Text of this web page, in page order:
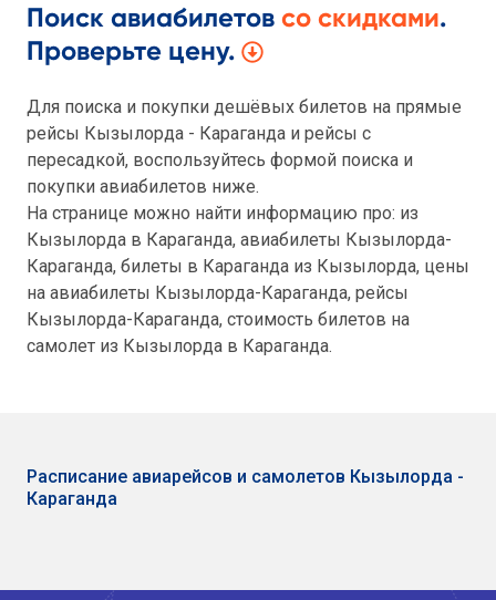
Поиск авиабилетов со скидками.
Проверьте цену.
Для поиска и покупки дешёвых билетов на прямые
рейсы Кызылорда - Караганда и рейсы с
пересадкой, воспользуйтесь формой поиска и
покупки авиабилетов ниже.
На странице можно найти информацию про: из
Кызылорда в Караганда, авиабилеты Кызылорда-
Караганда, билеты в Караганда из Кызылорда, цены
на авиабилеты Кызылорда-Караганда, рейсы
Кызылорда-Караганда, стоимость билетов на
самолет из Кызылорда в Караганда.
Расписание авиарейсов и самолетов Кызылорда -
Караганда